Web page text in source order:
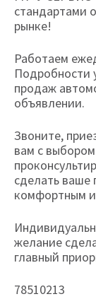
стандартами
рынке!
Работаем
Подробности
продаж
объявлении.
Звоните,
вам с
сделать ваше
комфортным
желание
главный
78510213